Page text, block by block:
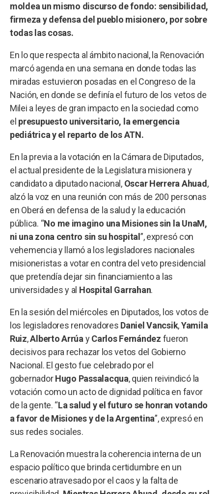
moldea un mismo discurso de fondo: sensibilidad,
firmeza y defensa del pueblo misionero, por sobre
todas las cosas.
En lo que respecta al ámbito nacional, la Renovación
marcó agenda en una semana en donde todas las
miradas estuvieron posadas en el Congreso de la
Nación, en donde se definía el futuro de los vetos de
Milei a leyes de gran impacto en la sociedad como
el presupuesto universitario, la emergencia
pediátrica y el reparto de los ATN.
En la previa a la votación en la Cámara de Diputados,
el actual presidente de la Legislatura misionera y
candidato a diputado nacional, Oscar Herrera Ahuad ,
alzó la voz en una reunión con más de 200 personas
en Oberá en defensa de la salud y la educación
pública. “No me imagino una Misiones sin la UnaM,
ni una zona centro sin su hospital ”, expresó con
vehemencia y llamó a los legisladores nacionales
misioneristas a votar en contra del veto presidencial
que pretendía dejar sin financiamiento a las
universidades y al Hospital Garrahan.
En la sesión del miércoles en Diputados, los votos de
los legisladores renovadores Daniel Vancsik,Yamila
Ruiz,Alberto Arrúa yCarlos Fernández fueron
decisivos para rechazar los vetos del Gobierno
Nacional. El gesto fue celebrado por el
gobernadorHugo Passalacqua, quien reivindicó la
votación como un acto de dignidad política en favor
de la gente. “La salud y el futuro se honran votando
a favor de Misiones y de la Argentina”, expresó en
sus redes sociales.
La Renovación muestra la coherencia interna de un
espacio político que brinda certidumbre en un
escenario atravesado por el caos y la falta de